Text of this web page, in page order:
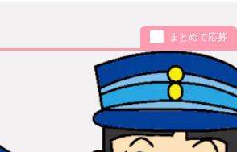
まとめて応募